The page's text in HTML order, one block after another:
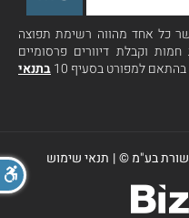
כל אחד מהווה רשימת תפוצה
וקבלת דיוורים פרסומיים
למפורט בסעיף 10
בתנאי
בע"מ ©| תנאי שימוש